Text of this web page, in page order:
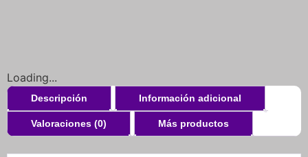
Loading...
Descripción Información adicional
Valoraciones (0) Más productos